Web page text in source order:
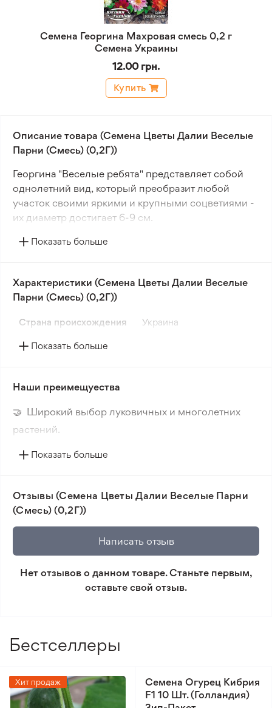
Семена Георгина Махровая смесь 0,2 г
Семена Украины
12.00 грн.
Купить
Описание товара (Семена Цветы Далии Веселые
Парни (Смесь) (0,2Г))
Георгина "Веселые ребята" представляет собой
однолетний вид, который преобразит любой
участок своими яркими и крупными соцветиями -
их диаметр достигает 6-9 см.
Высаживают ее прямо на открытый грунт,
которые вырастают до 40-60 см в высоту.
длится до самых первых осенних заморозков.
"Веселые ребята" идеально подойдут для
Показать больше
Характеристики (Семена Цветы Далии Веселые
Парни (Смесь) (0,2Г))
Страна происхождения Украина
Показать больше
Наши преимещуества
🤝 Широкий выбор луковичных и многолетних
растений.
🔥 Новые сорта. Интересные новинки каждого
товара и реального растения.
🛡️ Защита покупок. Возврат средств за товар,
который не соответствует ожиданиям. Согласно
условиям возврата.
Минимальный заказ 300 грн.
Показать больше
Отзывы (Семена Цветы Далии Веселые Парни
(Смесь) (0,2Г))
Написать отзыв
Нет отзывов о данном товаре. Станьте первым,
оставьте свой отзыв.
Бестселлеры
Хит продаж
Семена Огурец Кибрия
F1 10 Шт. (Голландия)